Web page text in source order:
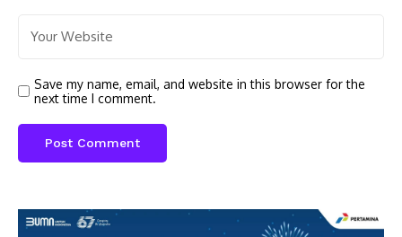
Save my name, email, and website in this browser for the
next time I comment.